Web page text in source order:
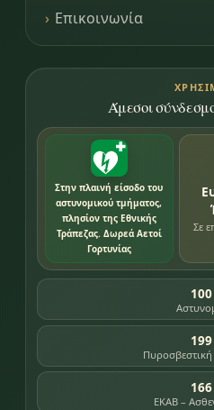
Επικοινωνία
Άμεσοι
Στην πλαινή είσοδο του
αστυνομικού τμήματος,
πλησίον της Εθνικής
Τράπεζας. Δωρεά Αετοί
Γορτυνίας
Σε
100
199
166
ΕΚΑΒ –